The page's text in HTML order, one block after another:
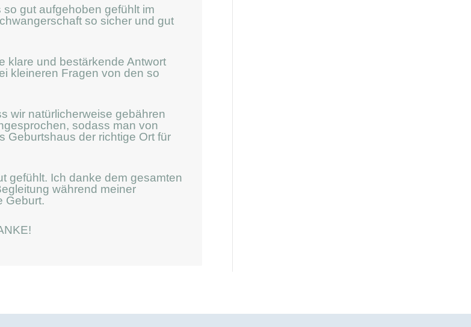
gut aufgehoben gefühlt im
so sicher und gut
klare und bestärkende Antwort
kleineren Fragen von den so
wir natürlicherweise gebähren
sodass man von
Geburtshaus der richtige Ort für
gefühlt. Ich danke dem gesamten
während meiner
Geburt.